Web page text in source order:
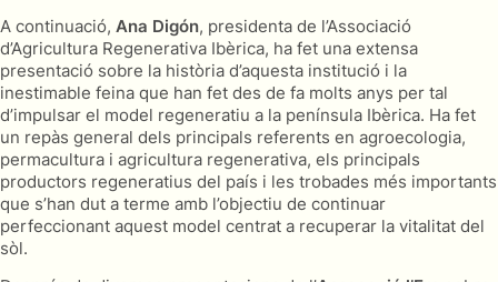
A continuació, Ana Digón, presidenta de l’Associació
d’Agricultura Regenerativa Ibèrica, ha fet una extensa
presentació sobre la història d’aquesta institució i la
inestimable feina que han fet des de fa molts anys per tal
d’impulsar el model regeneratiu a la península Ibèrica. Ha fet
un repàs general dels principals referents en agroecologia,
permacultura i agricultura regenerativa, els principals
productors regeneratius del país i les trobades més importants
que s’han dut a terme amb l’objectiu de continuar
perfeccionant aquest model centrat a recuperar la vitalitat del
sòl.